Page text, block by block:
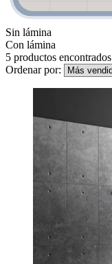
Sin lámina
Con lámina
5 productos encontrados
Ordenar por: